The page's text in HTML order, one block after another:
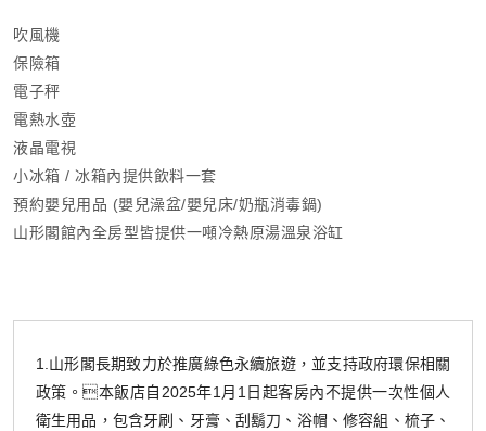
吹風機
保險箱
電子秤
電熱水壺
液晶電視
小冰箱 / 冰箱內提供飲料一套
預約嬰兒用品 (嬰兒澡盆/嬰兒床/奶瓶消毒鍋)
山形閣館內全房型皆提供一噸冷熱原湯溫泉浴缸
1.山形閣長期致力於推廣綠色永續旅遊，並支持政府環保相關
政策。本飯店自2025年1月1日起客房內不提供一次性個人
衛生用品，包含牙刷、牙膏、刮鬍刀、浴帽、修容組、梳子、